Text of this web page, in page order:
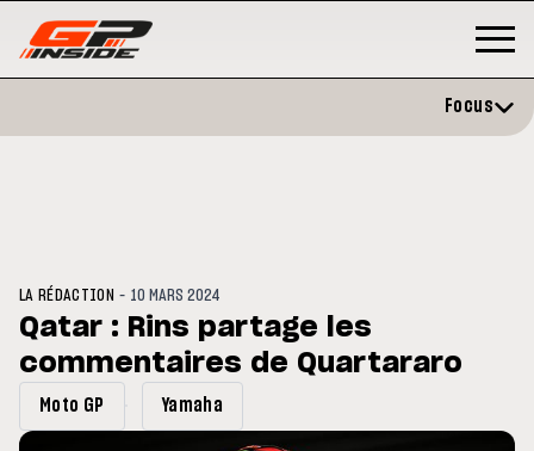
du GP de Grande-
MOTO GP
Focus
LA RÉDACTION - 10 MARS 2024
Qatar : Rins partage les
commentaires de Quartararo
Moto GP Yamaha